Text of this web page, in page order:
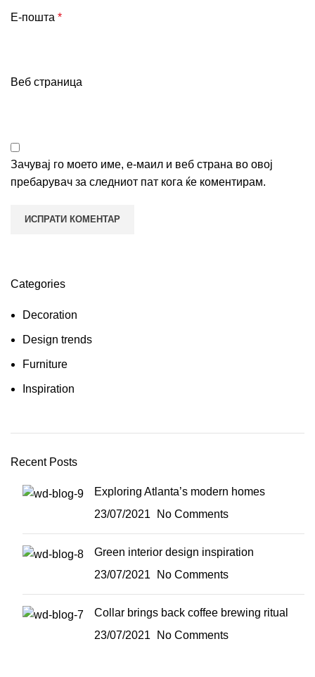
Е-пошта *
Веб страница
Зачувај го моето име, е-маил и веб страна во овој
пребарувач за следниот пат кога ќе коментирам.
Categories
Decoration
Design trends
Furniture
Inspiration
Recent Posts
Exploring Atlanta’s modern homes
23/07/2021
No Comments
Green interior design inspiration
23/07/2021
No Comments
Collar brings back coffee brewing ritual
23/07/2021
No Comments